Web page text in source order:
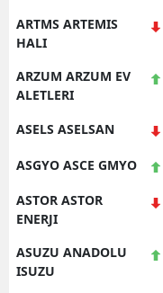
ARTMS ARTEMIS
HALI
ARZUM ARZUM EV
ALETLERI
ASELS ASELSAN
ASGYO ASCE GMYO
ASTOR ASTOR
ENERJI
ASUZU ANADOLU
ISUZU